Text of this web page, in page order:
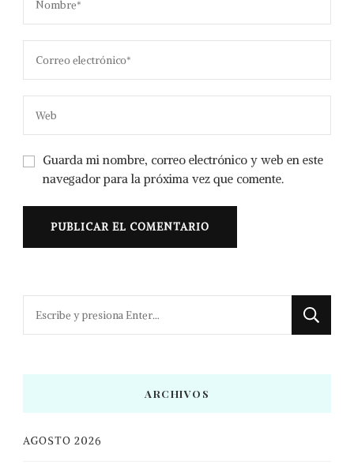
Guarda mi nombre, correo electrónico y web en este
navegador para la próxima vez que comente.
ARCHIVOS
AGOSTO 2026